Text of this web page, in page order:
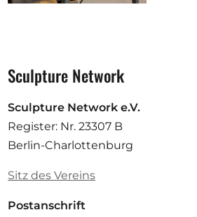
Sculpture Network
Sculpture Network e.V.
Register: Nr. 23307 B
Berlin-Charlottenburg
Sitz des Vereins
Postanschrift